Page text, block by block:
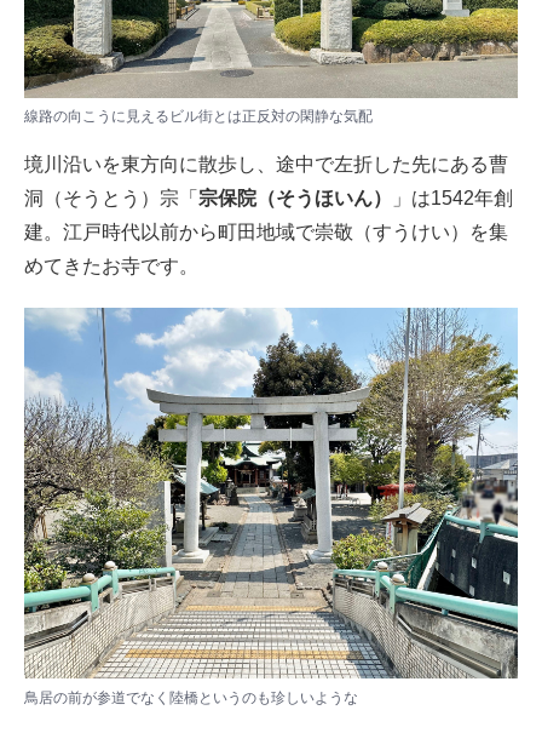
線路の向こうに見えるビル街とは正反対の閑静な気配
境川沿いを東方向に散歩し、途中で左折した先にある曹
洞（そうとう）宗「 宗保院（そうほいん）
」は1542年創
建。江戸時代以前から町田地域で崇敬（すうけい）を集
めてきたお寺です。
鳥居の前が参道でなく陸橋というのも珍しいような